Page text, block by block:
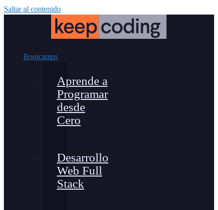
Saltar al contenido
Bootcamps
Aprende a
Programar
desde
Cero
Desarrollo
Web Full
Stack